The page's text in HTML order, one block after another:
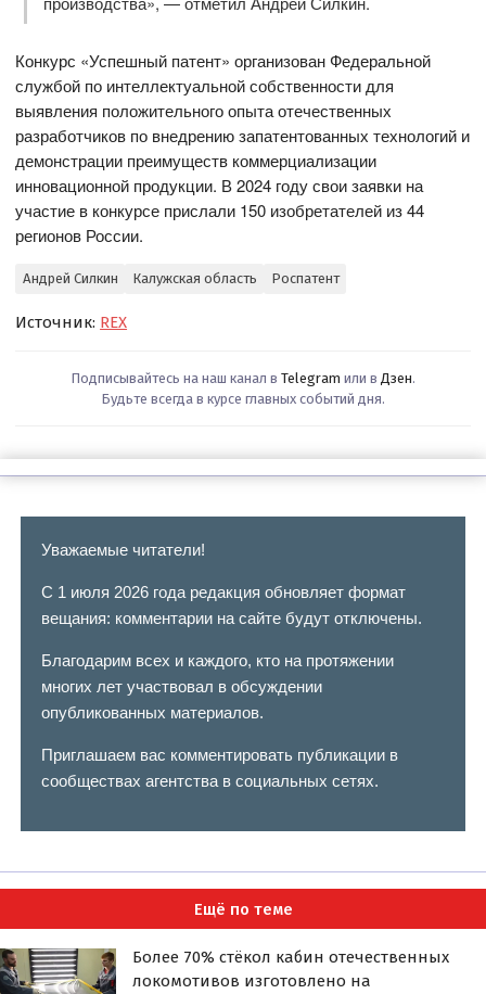
Конкурс «Успешный патент» организован Федеральной
службой по интеллектуальной собственности для
выявления положительного опыта отечественных
разработчиков по внедрению запатентованных технологий и
демонстрации преимуществ коммерциализации
инновационной продукции. В 2024 году свои заявки на
участие в конкурсе прислали 150 изобретателей из 44
регионов России.
Андрей Силкин Калужская область Роспатент
Источник: REX
Подписывайтесь на наш канал в Telegram или в Дзен.
Будьте всегда в курсе главных событий дня.
Уважаемые читатели!
С 1 июля 2026 года редакция обновляет формат
вещания: комментарии на сайте будут отключены.
Благодарим всех и каждого, кто на протяжении
многих лет участвовал в обсуждении
опубликованных материалов.
Приглашаем вас комментировать публикации в
сообществах агентства в социальных сетях.
Ещё по теме
Более 70% стёкол кабин отечественных
локомотивов изготовлено на